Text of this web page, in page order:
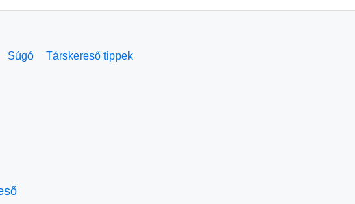
Súgó Társkereső tippek